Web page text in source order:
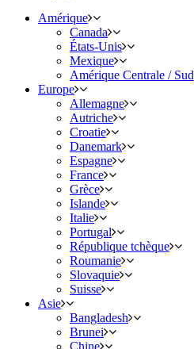
Amérique
Canada
États-Unis
Mexique
Amérique Centrale / Sud
Europe
Allemagne
Autriche
Croatie
Danemark
Espagne
France
Grèce
Islande
Italie
Portugal
République tchèque
Roumanie
Slovaquie
Suisse
Asie
Bangladesh
Brunei
Chine